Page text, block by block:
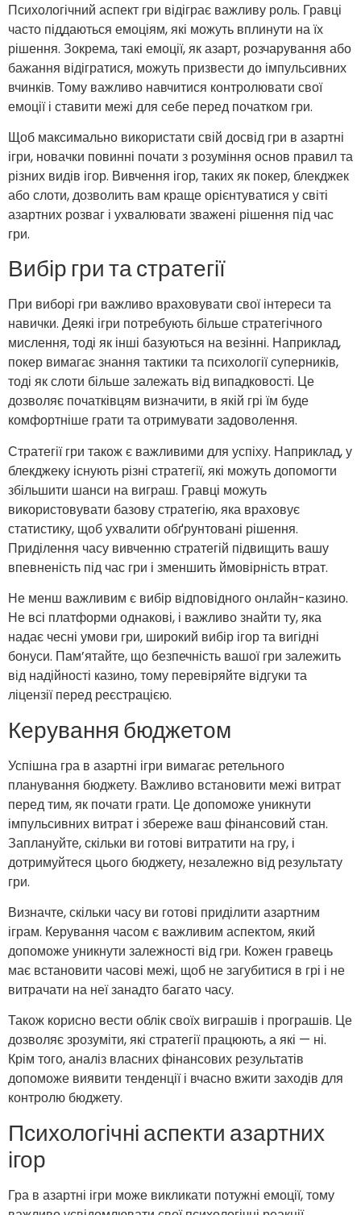
Психологічний аспект гри відіграє важливу роль. Гравці
часто піддаються емоціям, які можуть вплинути на їх
рішення. Зокрема, такі емоції, як азарт, розчарування або
бажання відігратися, можуть призвести до імпульсивних
вчинків. Тому важливо навчитися контролювати свої
емоції і ставити межі для себе перед початком гри.
Щоб максимально використати свій досвід гри в азартні
ігри, новачки повинні почати з розуміння основ правил та
різних видів ігор. Вивчення ігор, таких як покер, блекджек
або слоти, дозволить вам краще орієнтуватися у світі
азартних розваг і ухвалювати зважені рішення під час
гри.
Вибір гри та стратегії
При виборі гри важливо враховувати свої інтереси та
навички. Деякі ігри потребують більше стратегічного
мислення, тоді як інші базуються на везінні. Наприклад,
покер вимагає знання тактики та психології суперників,
тоді як слоти більше залежать від випадковості. Це
дозволяє початківцям визначити, в якій грі їм буде
комфортніше грати та отримувати задоволення.
Стратегії гри також є важливими для успіху. Наприклад, у
блекджеку існують різні стратегії, які можуть допомогти
збільшити шанси на виграш. Гравці можуть
використовувати базову стратегію, яка враховує
статистику, щоб ухвалити обґрунтовані рішення.
Приділення часу вивченню стратегій підвищить вашу
впевненість під час гри і зменшить ймовірність втрат.
Не менш важливим є вибір відповідного онлайн-казино.
Не всі платформи однакові, і важливо знайти ту, яка
надає чесні умови гри, широкий вибір ігор та вигідні
бонуси. Пам’ятайте, що безпечність вашої гри залежить
від надійності казино, тому перевіряйте відгуки та
ліцензії перед реєстрацією.
Керування бюджетом
Успішна гра в азартні ігри вимагає ретельного
планування бюджету. Важливо встановити межі витрат
перед тим, як почати грати. Це допоможе уникнути
імпульсивних витрат і збереже ваш фінансовий стан.
Заплануйте, скільки ви готові витратити на гру, і
дотримуйтеся цього бюджету, незалежно від результату
гри.
Визначте, скільки часу ви готові приділити азартним
іграм. Керування часом є важливим аспектом, який
допоможе уникнути залежності від гри. Кожен гравець
має встановити часові межі, щоб не загубитися в грі і не
витрачати на неї занадто багато часу.
Також корисно вести облік своїх виграшів і програшів. Це
дозволяє зрозуміти, які стратегії працюють, а які — ні.
Крім того, аналіз власних фінансових результатів
допоможе виявити тенденції і вчасно вжити заходів для
контролю бюджету.
Психологічні аспекти азартних
ігор
Гра в азартні ігри може викликати потужні емоції, тому